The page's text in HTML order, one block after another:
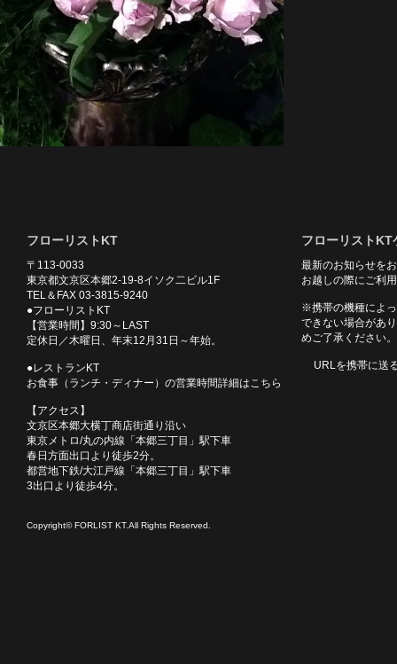
フローリストKT
〒113-0033
東京都文京区本郷2-19-8イソク二ビル1F
TEL＆FAX 03-3815-9240
●フローリストKT
【営業時間】9:30～LAST
定休日／木曜日、年末12月31日～年始。
●レストランKT
お食事（ランチ・ディナー）の営業時間詳細はこちら
【アクセス】
文京区本郷大横丁商店街通り沿い
東京メトロ/丸の内線「本郷三丁目」駅下車
春日方面出口より徒歩2分。
都営地下鉄/大江戸線「本郷三丁目」駅下車
3出口より徒歩4分。
フローリストKT
最新のお知らせを
お越しの際にご利
※携帯の機種によ
できない場合があ
めご了承ください。
URLを携帯に送
Copyright© FORLIST KT.All Rights Reserved.